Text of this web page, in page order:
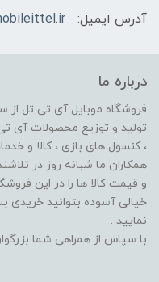
آدرس ایمیل:
درباره ما
، کنسول های بازی ، کالا و
همکاران ما شبانه روز در
و قیمت کالا ها را در این
خیالی آسوده بتوانید خریدی
نمایید .
با سپاس از همراهی شما